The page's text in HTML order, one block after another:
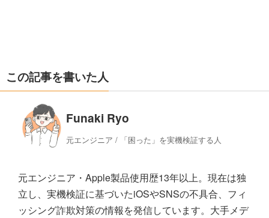
この記事を書いた人
Funaki Ryo
元エンジニア / 「困った」を実機検証する人
元エンジニア・Apple製品使用歴13年以上。現在は独
立し、実機検証に基づいたiOSやSNSの不具合、フィ
ッシング詐欺対策の情報を発信しています。大手メデ